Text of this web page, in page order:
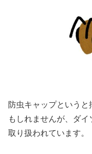
防虫キャップという
もしれませんが、ダ
取り扱われています。